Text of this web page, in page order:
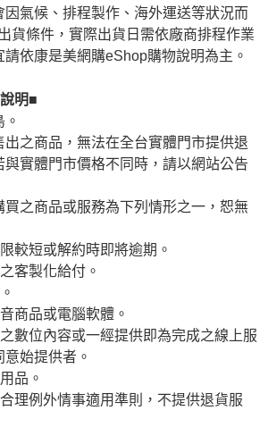
氣候、排程製作、海外運送等狀況而
貨條件，實際出貨日需依廠商排程作業
依康是美網購eShop購物說明為主。
明■
出之商品，無法在全台實體門市提供退
實體門市價格不同時，請以網站公告
買之商品或服務為下列情形之一，恕無
較短或解約時即將逾期。
客製化給付。
商品或電腦軟體。
數位內容或一經提供即為完成之線上服
始提供者。
品。
理例外情事適用準則，不提供退貨服